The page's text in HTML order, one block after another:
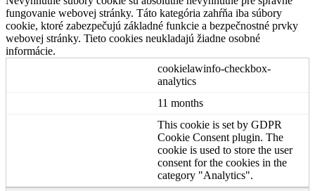
fungovanie webovej stránky. Táto kategória zahŕňa iba súbory
cookie, ktoré zabezpečujú základné funkcie a bezpečnostné prvky
webovej stránky. Tieto cookies neukladajú žiadne osobné
informácie.
cookielawinfo-checkbox-
analytics
11 months
This cookie is set by GDPR
Cookie Consent plugin. The
cookie is used to store the user
consent for the cookies in the
category "Analytics".